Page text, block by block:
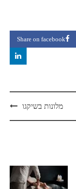
Share on facebook
מלונות בשיקגו